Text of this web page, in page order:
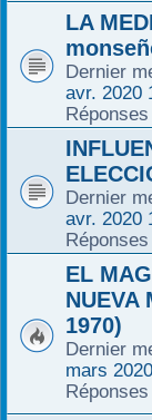
LA
Dernier
avr. 2020
Réponses
Dernier
avr. 2020
Réponses
EL
NUEVA
1970)
Dernier
mars
Réponses